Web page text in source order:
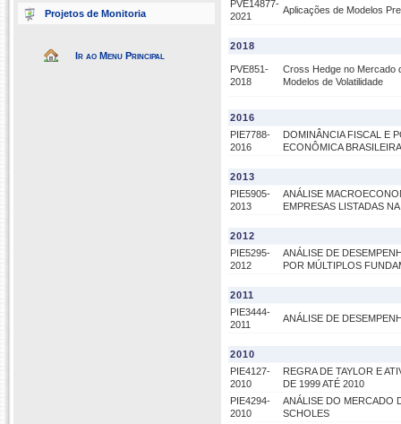
Projetos de Monitoria
Ir ao Menu Principal
PVE14877-
2021
Aplicações de Modelos
2018
PVE851-
2018
Cross Hedge no Mercado
Modelos de Volatilidade
2016
PIE7788-
2016
DOMINÂNCIA FISCAL E
ECONÔMICA
2013
PIE5905-
2013
ANÁLISE
EMPRESAS LISTADAS
2012
PIE5295-
2012
ANÁLISE DE
POR MÚLTIPLOS
2011
PIE3444-
2011
ANÁLISE DE
2010
PIE4127-
2010
REGRA DE TAYLOR E
DE 1999 ATÉ 2010
PIE4294-
2010
ANÁLISE DO MERCADO
SCHOLES